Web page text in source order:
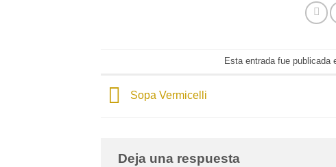
Esta entrada fue publicada
Sopa Vermicelli
Deja una respuesta